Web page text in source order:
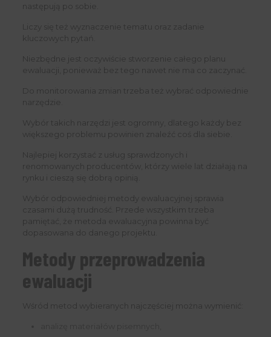
następują po sobie.
Liczy się też wyznaczenie tematu oraz zadanie
kluczowych pytań.
Niezbędne jest oczywiście stworzenie całego planu
ewaluacji, ponieważ bez tego nawet nie ma co zaczynać.
Do monitorowania zmian trzeba też wybrać odpowiednie
narzędzie.
Wybór takich narzędzi jest ogromny, dlatego każdy bez
większego problemu powinien znaleźć coś dla siebie.
Najlepiej korzystać z usług sprawdzonych i
renomowanych producentów, którzy wiele lat działają na
rynku i cieszą się dobrą opinią.
Wybór odpowiedniej metody ewaluacyjnej sprawia
czasami dużą trudność. Przede wszystkim trzeba
pamiętać, że metoda ewaluacyjna powinna być
dopasowana do danego projektu.
Metody przeprowadzenia
ewaluacji
Wśród metod wybieranych najczęściej można wymienić: